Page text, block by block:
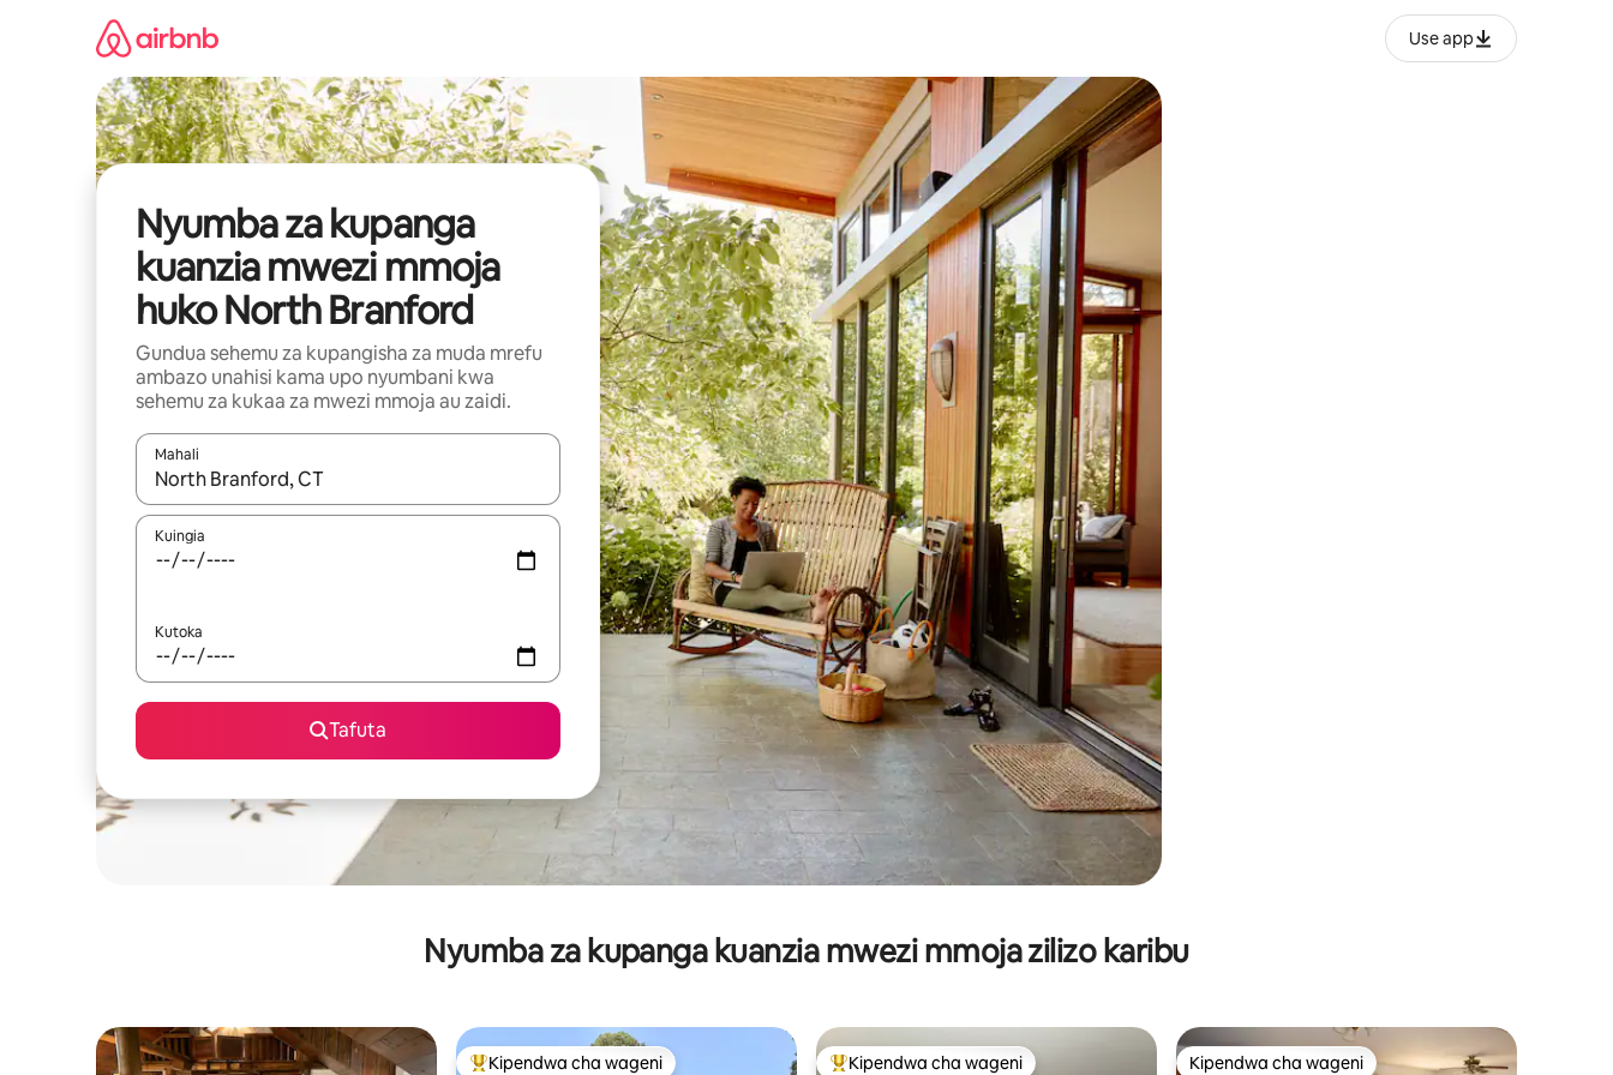
Use app
Nyumba za kupanga
kuanzia mwezi mmoja
huko North Branford
Gundua sehemu za kupangisha za muda mrefu
ambazo unahisi kama upo nyumbani kwa
sehemu za kukaa za mwezi mmoja au zaidi.
Mahali
Wakati matokeo yanapatikana, vinjari kwa kutumia vitufe vya vishale vya juu na chini au uchunguze kwa kugusa au kutelezesha kidole kwenye ishara.
Kuingia
Kutoka
Tafuta
Nyumba za kupanga kuanzia mwezi mmoja zilizo karibu
Kipendwa cha wageni Kipendwa cha wageni Kipendwa cha wageni